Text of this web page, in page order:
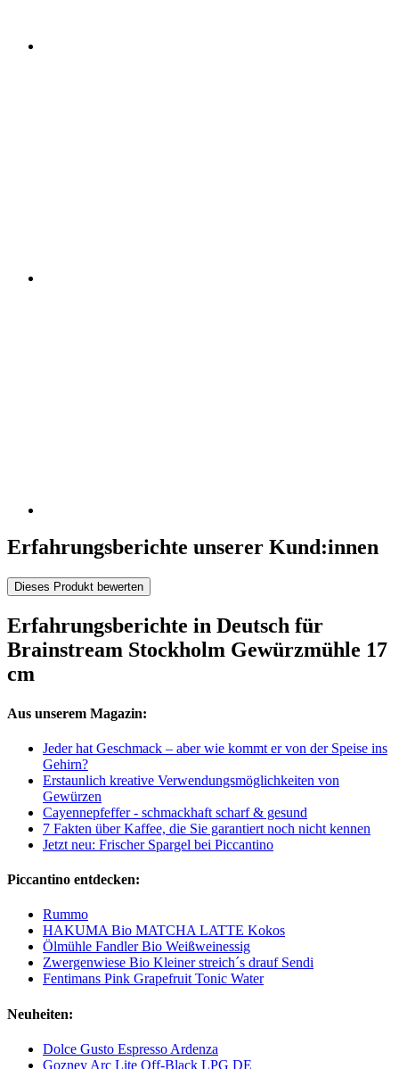
Erfahrungsberichte unserer Kund:innen
Dieses Produkt bewerten
Erfahrungsberichte in Deutsch für
Brainstream Stockholm Gewürzmühle 17
cm
Aus unserem Magazin:
Jeder hat Geschmack – aber wie kommt er von der Speise ins
Gehirn?
Erstaunlich kreative Verwendungsmöglichkeiten von
Gewürzen
Cayennepfeffer - schmackhaft scharf & gesund
7 Fakten über Kaffee, die Sie garantiert noch nicht kennen
Jetzt neu: Frischer Spargel bei Piccantino
Piccantino entdecken:
Rummo
HAKUMA Bio MATCHA LATTE Kokos
Ölmühle Fandler Bio Weißweinessig
Zwergenwiese Bio Kleiner streich´s drauf Sendi
Fentimans Pink Grapefruit Tonic Water
Neuheiten:
Dolce Gusto Espresso Ardenza
Gozney Arc Lite Off-Black LPG DE